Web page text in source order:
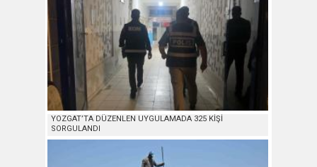
YOZGAT’TA DÜZENLEN UYGULAMADA 325 KİŞİ
SORGULANDI